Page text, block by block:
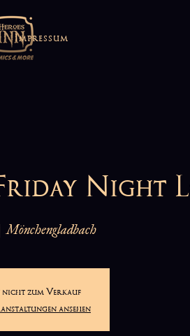
Impressum
Night
Mönchengladbach
nicht zum Verkauf
ansehen